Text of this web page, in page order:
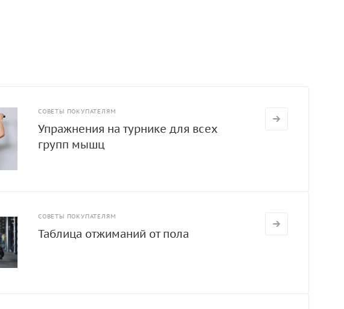
СОВЕТЫ ПОКУПАТЕЛЯМ
Упражнения на турнике для всех
групп мышц
СОВЕТЫ ПОКУПАТЕЛЯМ
Таблица отжиманий от пола